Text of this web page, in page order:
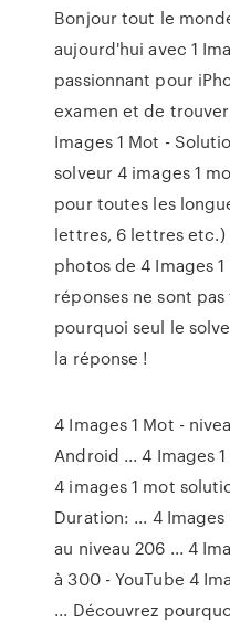
Bonjour tout le
aujourd'hui avec 1
passionnant pour
examen et de
Images 1 Mot -
solveur 4 images 1
pour toutes les
lettres, 6 lettres etc.)
photos de 4 Images
réponses ne sont
pourquoi seul le
la réponse !
4 Images 1 Mot -
Android ... 4 Images
4 images 1 mot
Duration: ... 4
au niveau 206 ... 4
à 300 - YouTube 4
... Découvrez